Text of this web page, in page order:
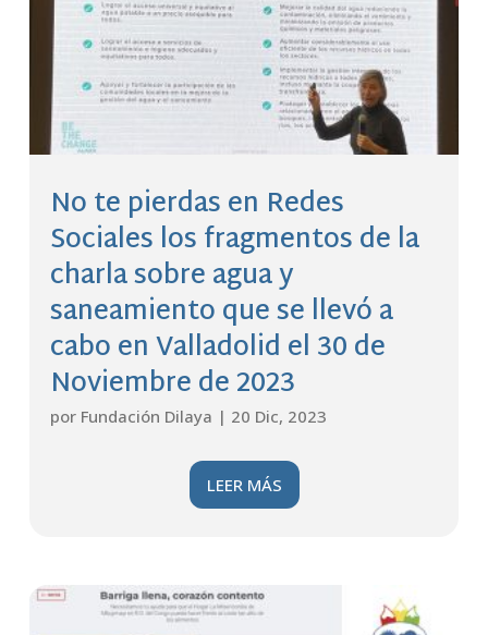
No te pierdas en Redes
Sociales los fragmentos de la
charla sobre agua y
saneamiento que se llevó a
cabo en Valladolid el 30 de
Noviembre de 2023
por Fundación Dilaya | 20 Dic, 2023
LEER MÁS